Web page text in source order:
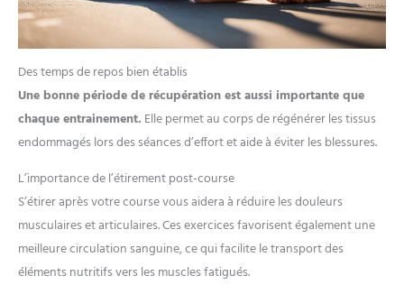
Des temps de repos bien établis
Une bonne période de récupération est aussi importante que
chaque entrainement. Elle permet au corps de régénérer les tissus
endommagés lors des séances d’effort et aide à éviter les blessures.
L’importance de l’étirement post-course
S’étirer après votre course vous aidera à réduire les douleurs
musculaires et articulaires. Ces exercices favorisent également une
meilleure circulation sanguine, ce qui facilite le transport des
éléments nutritifs vers les muscles fatigués.